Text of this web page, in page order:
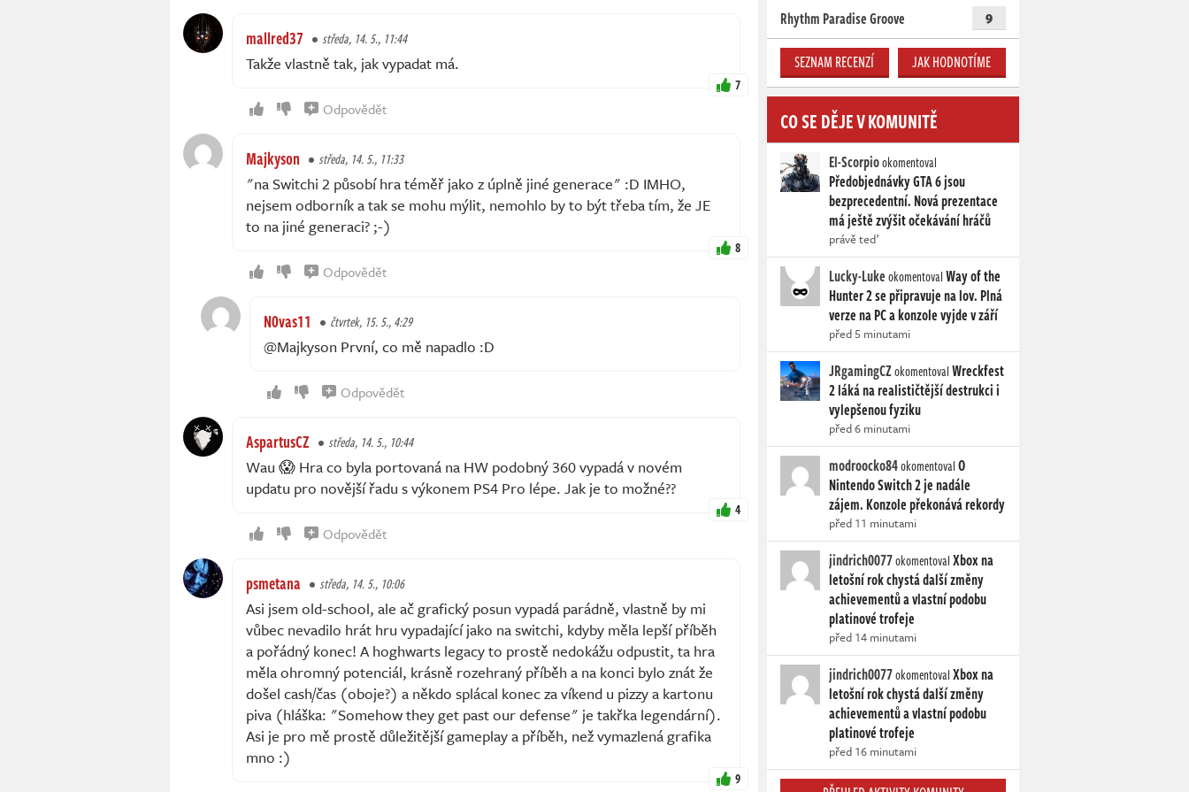
mallred37 středa, 14. 5., 11:44
Takže vlastně tak, jak vypadat má.
7
Odpovědět
Majkyson středa, 14. 5., 11:33
"na Switchi 2 působí hra téměř jako z úplně jiné generace" :D IMHO,
nejsem odborník a tak se mohu mýlit, nemohlo by to být třeba tím, že JE
to na jiné generaci? ;-)
8
Odpovědět
N0vas11 čtvrtek, 15. 5., 4:29
@Majkyson První, co mě napadlo :D
Odpovědět
AspartusCZ středa, 14. 5., 10:44
Wau 😱 Hra co byla portovaná na HW podobný 360 vypadá v novém
updatu pro novější řadu s výkonem PS4 Pro lépe. Jak je to možné??
4
Odpovědět
psmetana středa, 14. 5., 10:06
Asi jsem old-school, ale ač grafický posun vypadá parádně, vlastně by mi
vůbec nevadilo hrát hru vypadající jako na switchi, kdyby měla lepší příběh
a pořádný konec! A hoghwarts legacy to prostě nedokážu odpustit, ta hra
měla ohromný potenciál, krásně rozehraný příběh a na konci bylo znát že
došel cash/čas (oboje?) a někdo splácal konec za víkend u pizzy a kartonu
piva (hláška: "Somehow they get past our defense" je takřka legendární).
Asi je pro mě prostě důležitější gameplay a příběh, než vymazlená grafika
mno :)
9
Rhythm Paradise Groove 9
SEZNAM RECENZÍ JAK HODNOTÍME
CO SE DĚJE V KOMUNITĚ
El-Scorpiookomentoval
Předobjednávky GTA 6 jsou
bezprecedentní. Nová prezentace
má ještě zvýšit očekávání hráčů
právě teď
Lucky-LukeokomentovalWay of the
Hunter 2 se připravuje na lov. Plná
verze na PC a konzole vyjde v září
před 5 minutami
JRgamingCZokomentovalWreckfest
2 láká na realističtější destrukci i
vylepšenou fyziku
před 6 minutami
modroocko84okomentovalO
Nintendo Switch 2 je nadále
zájem. Konzole překonává rekordy
před 11 minutami
jindrich0077okomentovalXbox na
letošní rok chystá další změny
achievementů a vlastní podobu
platinové trofeje
před 14 minutami
jindrich0077okomentovalXbox na
letošní rok chystá další změny
achievementů a vlastní podobu
platinové trofeje
před 16 minutami